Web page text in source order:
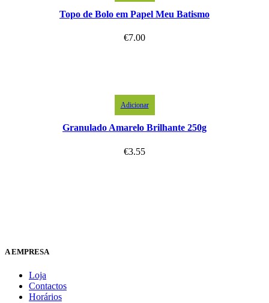
Topo de Bolo em Papel Meu Batismo
€7.00
Adicionar
Granulado Amarelo Brilhante 250g
€3.55
A EMPRESA
Loja
Contactos
Horários